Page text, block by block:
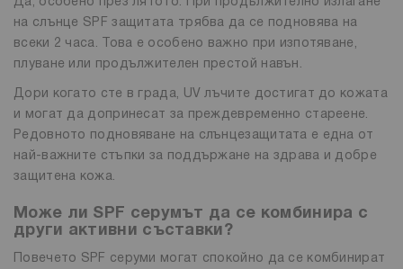
на слънце SPF защитата трябва да се подновява на
всеки 2 часа. Това е особено важно при изпотяване,
плуване или продължителен престой навън.
Дори когато сте в града, UV лъчите достигат до кожата
и могат да допринесат за преждевременно стареене.
Редовното подновяване на слънцезащитата е една от
най-важните стъпки за поддържане на здрава и добре
защитена кожа.
Може ли SPF серумът да се комбинира с
други активни съставки?
Повечето SPF серуми могат спокойно да се комбинират